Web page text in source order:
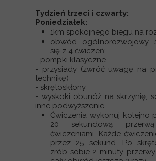
Tydzień trzeci i czwarty:
Poniedziałek:
1km spokojnego biegu na
obwód ogólnorozwojowy
się z 4 ćwiczeń:
- pompki klasyczne
- przysiady (zwróć uwagę na
technikę)
- skrętoskłony
- wyskoki obunóż na skrzynię,
inne podwyższenie
Ćwiczenia wykonuj kolejno
20 sekundową
ćwiczeniami. Każde
przez 25 sekund. Po
zrób sobie 2 minuty